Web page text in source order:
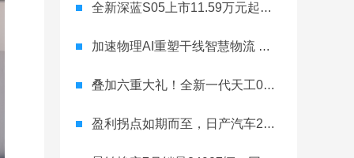
全新深蓝S05上市11.59万元起，全球时尚激光智能SUV全面进阶
加速物理AI重塑干线智慧物流 智加科技战略合作图达通
叠加六重大礼！全新一代天工08 670 Max上市限时价17.99万元
盈利拐点如期而至，日产汽车26财年一季度财报释放稳健增长信号